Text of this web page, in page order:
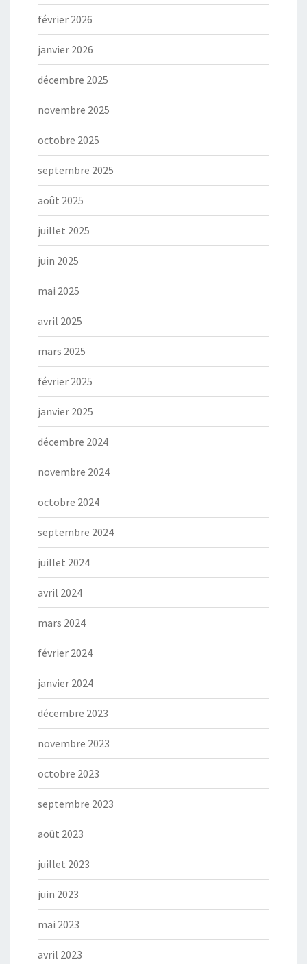
février 2026
janvier 2026
décembre 2025
novembre 2025
octobre 2025
septembre 2025
août 2025
juillet 2025
juin 2025
mai 2025
avril 2025
mars 2025
février 2025
janvier 2025
décembre 2024
novembre 2024
octobre 2024
septembre 2024
juillet 2024
avril 2024
mars 2024
février 2024
janvier 2024
décembre 2023
novembre 2023
octobre 2023
septembre 2023
août 2023
juillet 2023
juin 2023
mai 2023
avril 2023